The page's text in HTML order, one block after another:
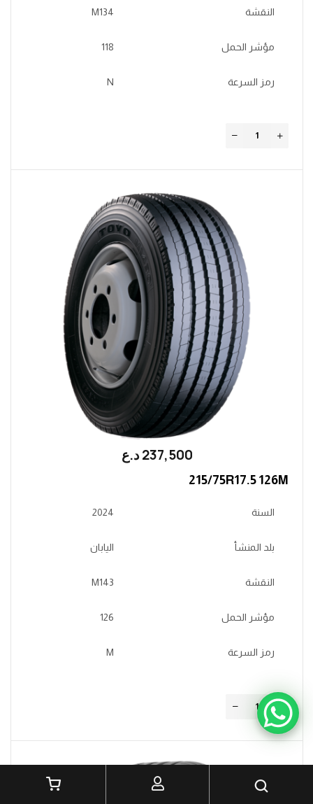
النقشة M134
مؤشر الحمل 118
رمز السرعة N
237,500 ؜د.؜ع
215/75R17.5 126M
السنة 2024
بلد المنشأ اليابان
النقشة M143
مؤشر الحمل 126
رمز السرعة M